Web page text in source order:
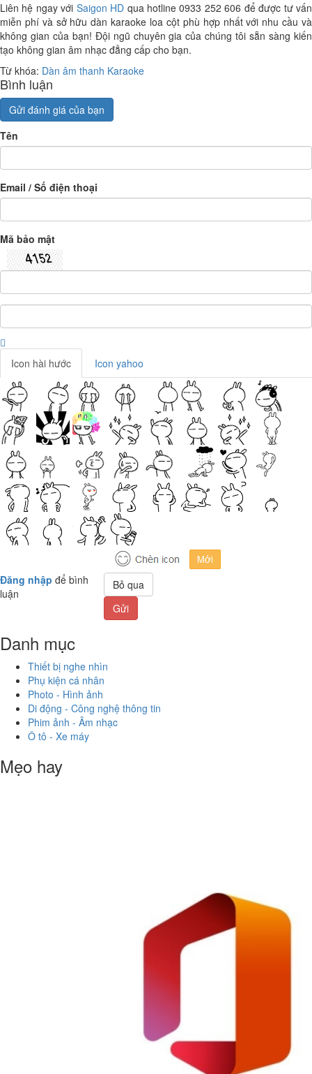
Liên hệ ngay với Saigon HD qua hotline 0933 252 606 để được tư vấn
miễn phí và sở hữu dàn karaoke loa cột phù hợp nhất với nhu cầu và
không gian của bạn! Đội ngũ chuyên gia của chúng tôi sẵn sàng kiến
tạo không gian âm nhạc đẳng cấp cho bạn.
Từ khóa: Dàn âm thanh Karaoke
Bình luận
Gửi đánh giá của bạn
Tên
Email / Số điện thoại
Mã bảo mật
Icon hài hước Icon yahoo
Đăng nhập để bình
luận
Bỏ qua
Gửi
Danh mục
Thiết bị nghe nhìn
Phụ kiện cá nhân
Photo - Hình ảnh
Di động - Công nghệ thông tin
Phim ảnh - Âm nhạc
Ô tô - Xe máy
Mẹo hay